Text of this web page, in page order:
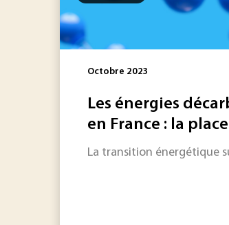
Octobre 2023
Les énergies
en France : la place
La transition énergétique